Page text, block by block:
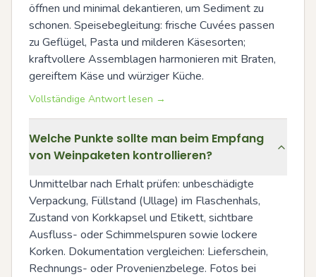
öffnen und minimal dekantieren, um Sediment zu
schonen. Speisebegleitung: frische Cuvées passen
zu Geflügel, Pasta und milderen Käsesorten;
kraftvollere Assemblagen harmonieren mit Braten,
gereiftem Käse und würziger Küche.
Vollständige Antwort lesen →
Welche Punkte sollte man beim Empfang
von Weinpaketen kontrollieren?
Unmittelbar nach Erhalt prüfen: unbeschädigte
Verpackung, Füllstand (Ullage) im Flaschenhals,
Zustand von Korkkapsel und Etikett, sichtbare
Ausfluss- oder Schimmelspuren sowie lockere
Korken. Dokumentation vergleichen: Lieferschein,
Rechnungs- oder Provenienzbelege. Fotos bei